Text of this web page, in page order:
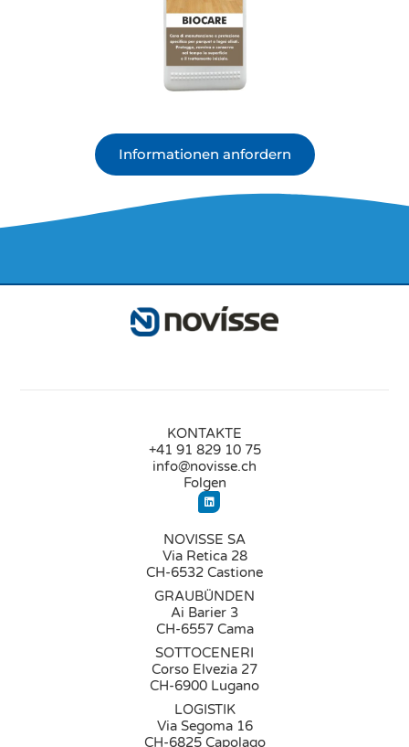
Informationen anfordern
KONTAKTE
+41 91 829 10 75
info@novisse.ch
Folgen
NOVISSE SA
Via Retica 28
CH-6532 Castione
GRAUBÜNDEN
Ai Barier 3
CH-6557 Cama
SOTTOCENERI
Corso Elvezia 27
CH-6900 Lugano
LOGISTIK
Via Segoma 16
CH-6825 Capolago